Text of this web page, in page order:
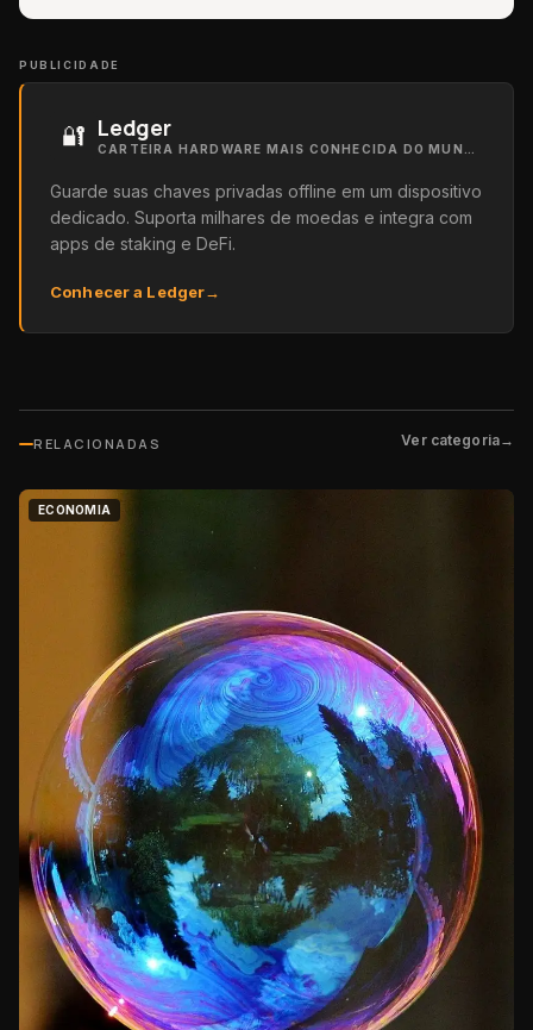
PUBLICIDADE
🔐 Ledger
Guarde suas chaves privadas offline em um dispositivo
dedicado. Suporta milhares de moedas e integra com
apps de staking e DeFi.
Conhecer a Ledger→
RELACIONADAS Ver categoria→
ECONOMIA